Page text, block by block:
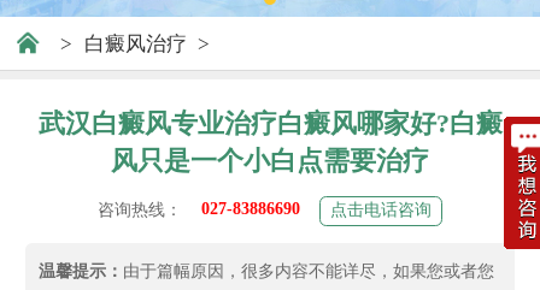
> 白癜风治疗 >
武汉白癜风专业治疗白癜风哪家好?白癜
风只是一个小白点需要治疗
咨询热线： 027-83886690 点击电话咨询
温馨提示： 由于篇幅原因，很多内容不能详尽，如果您或者您